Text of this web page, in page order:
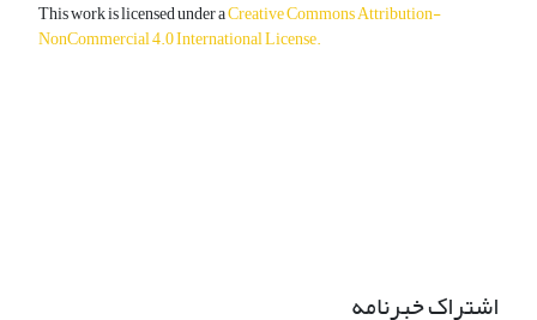
This work is licensed under aCreative Commons Attribution-
NonCommercial 4.0 International License.
اشتراک خبرنامه